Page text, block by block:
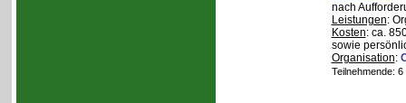
nach
Leistungen:
Kosten: ca.
sowie
Organisation:
Teilnehmende: